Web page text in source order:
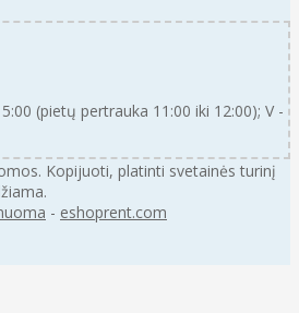
(pietų pertrauka 11:00 iki 12:00); V -
Kopijuoti, platinti svetainės turinį
- eshoprent.com